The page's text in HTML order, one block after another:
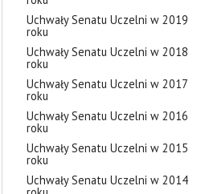
Uchwały Senatu Uczelni w 2019
roku
Uchwały Senatu Uczelni w 2018
roku
Uchwały Senatu Uczelni w 2017
roku
Uchwały Senatu Uczelni w 2016
roku
Uchwały Senatu Uczelni w 2015
roku
Uchwały Senatu Uczelni w 2014